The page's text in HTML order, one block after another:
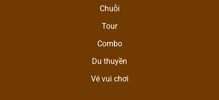
Chuỗi
Tour
Combo
Du thuyền
Vé vui chơi